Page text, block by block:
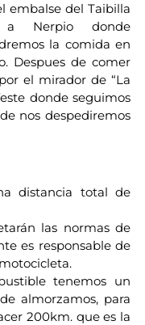
embalse del Taibilla
a Nerpio donde
la comida en
Despues de comer
el mirador de “La
donde seguimos
nos despediremos
distancia total de
las normas de
es responsable de
tenemos un
almorzamos, para
200km. que es la